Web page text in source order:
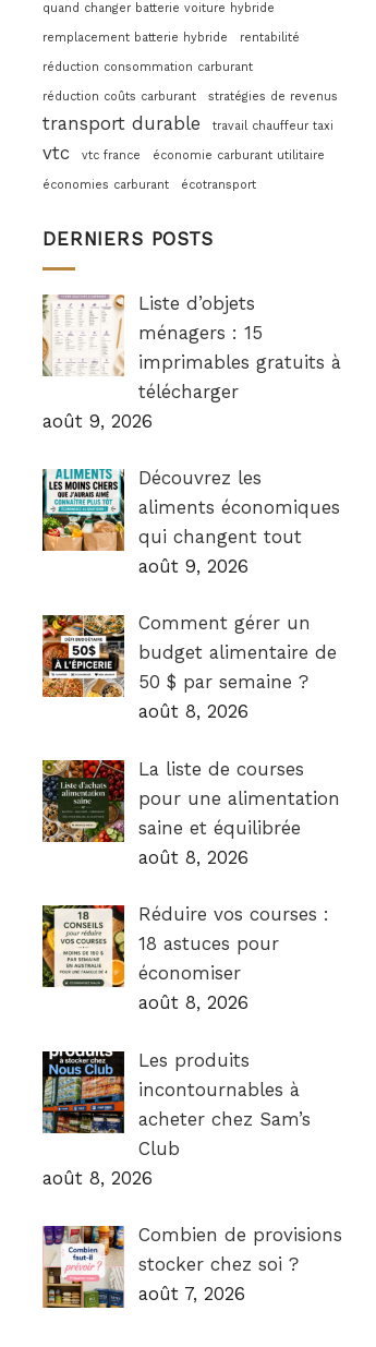
quand changer batterie voiture hybride
remplacement batterie hybride rentabilité
réduction consommation carburant
réduction coûts carburant stratégies de revenus
transport durable travail chauffeur taxi
vtc vtc france économie carburant utilitaire
économies carburant écotransport
DERNIERS POSTS
Liste d’objets
ménagers : 15
imprimables gratuits à
télécharger
août 9, 2026
Découvrez les
aliments économiques
qui changent tout
août 9, 2026
Comment gérer un
budget alimentaire de
50 $ par semaine ?
août 8, 2026
La liste de courses
pour une alimentation
saine et équilibrée
août 8, 2026
Réduire vos courses :
18 astuces pour
économiser
août 8, 2026
Les produits
incontournables à
acheter chez Sam’s
Club
août 8, 2026
Combien de provisions
stocker chez soi ?
août 7, 2026